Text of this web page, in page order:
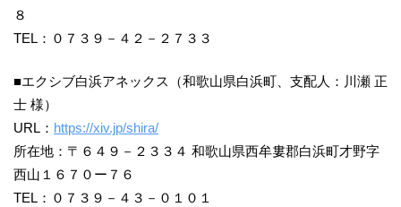
８
TEL：０７３９－４２－２７３３
■エクシブ白浜アネックス（和歌山県白浜町、支配人：川瀬 正
士 様）
URL： https://xiv.jp/shira/
所在地：〒６４９－２３３４ 和歌山県西牟婁郡白浜町才野字
西山１６７０ー７６
TEL：０７３９－４３－０１０１